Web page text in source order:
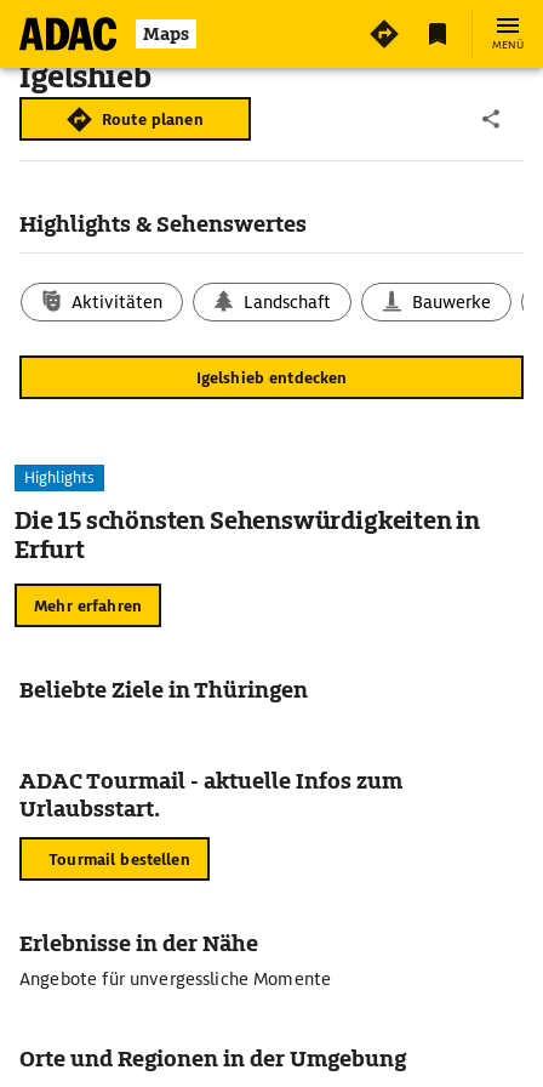
Maps MENÜ
Igelshieb
Route planen
Highlights & Sehenswertes
Aktivitäten Landschaft Bauwerke
Igelshieb entdecken
Highlights
Die 15 schönsten Sehenswürdigkeiten in
Erfurt
Mehr erfahren
Beliebte Ziele in Thüringen
ADAC Tourmail - aktuelle Infos zum
Urlaubsstart.
Tourmail bestellen
Erlebnisse in der Nähe
Angebote für unvergessliche Momente
Orte und Regionen in der Umgebung